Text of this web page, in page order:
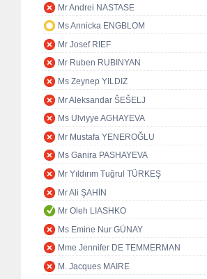
Mr Andrei NASTASE
Ms Annicka ENGBLOM
Mr Josef RIEF
Mr Ruben RUBINYAN
Ms Zeynep YILDIZ
Mr Aleksandar ŠEŠELJ
Ms Ulviyye AGHAYEVA
Mr Mustafa YENEROĞLU
Ms Ganira PASHAYEVA
Mr Yıldırım Tuğrul TÜRKEŞ
Mr Ali ŞAHİN
Mr Oleh LIASHKO
Ms Emine Nur GÜNAY
Mme Jennifer DE TEMMERMAN
M. Jacques MAIRE